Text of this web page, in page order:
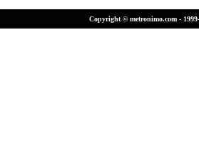
Copyright © metronimo.com -